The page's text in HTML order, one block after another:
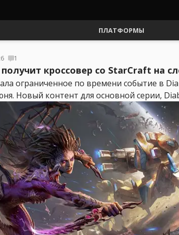
ПЛАТФОРМЫ
1
кроссовер со StarCraft на
ограниченное по времени событие в
Новый контент для основной серии,